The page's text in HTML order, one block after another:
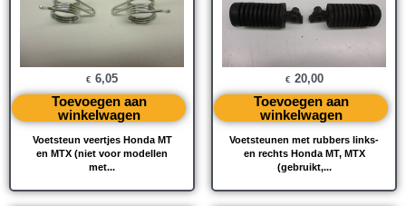
Voetsteun veertjes Honda MT
en MTX (niet voor modellen
met...
€ 6,05
Toevoegen aan
winkelwagen
Voetsteunen met rubbers links-
en rechts Honda MT, MTX
(gebruikt,...
€ 20,00
Toevoegen aan
winkelwagen